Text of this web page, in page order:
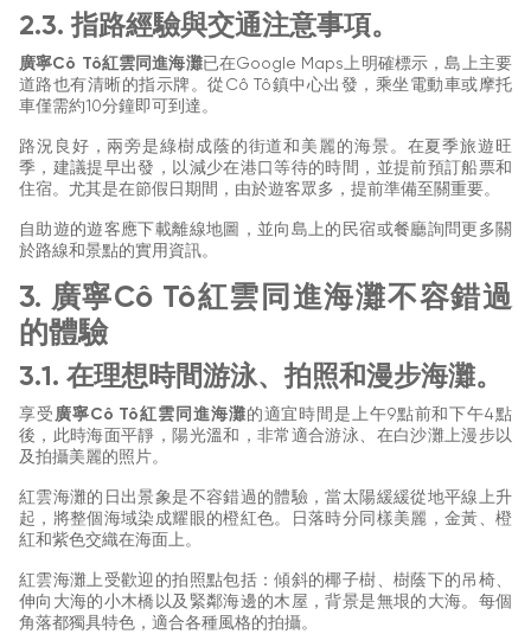
2.3. 指路經驗與交通注意事項。
廣寧Cô Tô紅雲同進海灘已在Google Maps上明確標示，島上主要
道路也有清晰的指示牌。從Cô Tô鎮中心出發，乘坐電動車或摩托
車僅需約10分鐘即可到達。
路況良好，兩旁是綠樹成蔭的街道和美麗的海景。在夏季旅遊旺
季，建議提早出發，以減少在港口等待的時間，並提前預訂船票和
住宿。尤其是在節假日期間，由於遊客眾多，提前準備至關重要。
自助遊的遊客應下載離線地圖，並向島上的民宿或餐廳詢問更多關
於路線和景點的實用資訊。
3. 廣寧Cô Tô紅雲同進海灘不容錯過
的體驗
3.1. 在理想時間游泳、拍照和漫步海灘。
享受廣寧Cô Tô紅雲同進海灘的適宜時間是上午9點前和下午4點
後，此時海面平靜，陽光溫和，非常適合游泳、在白沙灘上漫步以
及拍攝美麗的照片。
紅雲海灘的日出景象是不容錯過的體驗，當太陽緩緩從地平線上升
起，將整個海域染成耀眼的橙紅色。日落時分同樣美麗，金黃、橙
紅和紫色交織在海面上。
紅雲海灘上受歡迎的拍照點包括：傾斜的椰子樹、樹蔭下的吊椅、
伸向大海的小木橋以及緊鄰海邊的木屋，背景是無垠的大海。每個
角落都獨具特色，適合各種風格的拍攝。